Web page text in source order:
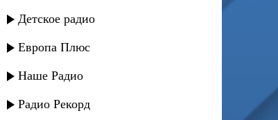
Детское радио
Европа Плюс
Наше Радио
Радио Рекорд